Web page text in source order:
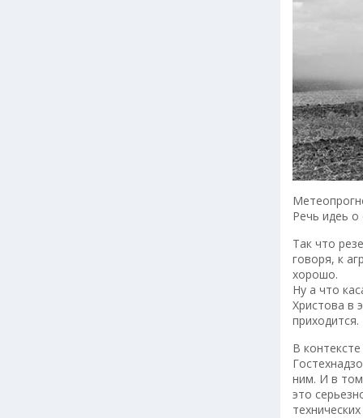
Речь идеь о
Так что
говоря, к
хорошо.
Ну а что
Христова в
приходится.
В
ним. И в том
это